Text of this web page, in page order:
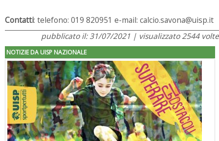
Contatti: telefono: 019 820951 e-mail: calcio.savona@uisp.it
pubblicato il: 31/07/2021 | visualizzato 2544 volte
NOTIZIE DA UISP NAZIONALE